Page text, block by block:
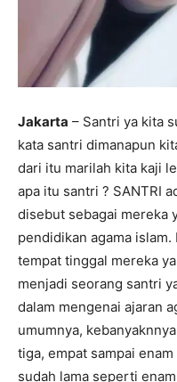
Jakarta – Santri ya kita
kata santri dimanapun
dari itu marilah kita kaji
apa itu santri ? SANTRI
disebut sebagai mereka
pendidikan agama
tempat tinggal mereka
menjadi seorang santri
dalam mengenai ajaran
umumnya,
tiga, empat sampai
sudah lama seperti